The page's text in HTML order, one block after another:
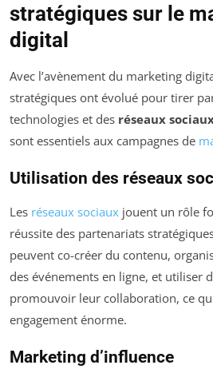
stratégiques sur le
digital
Avec l’avènement du marketing
stratégiques ont évolué pour tirer
technologies et des réseaux
sont essentiels aux campagnes de
Utilisation des réseaux
Les réseaux sociaux jouent un rôle
réussite des partenariats
peuvent co-créer du contenu,
des événements en ligne, et utiliser
promouvoir leur collaboration, ce
engagement énorme.
Marketing d’influence